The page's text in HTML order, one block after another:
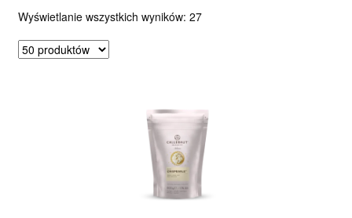
Wyświetlanie wszystkich wyników: 27Posortowane